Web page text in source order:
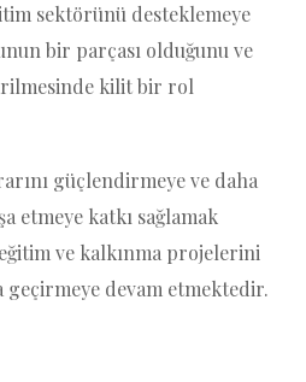
sektörünü desteklemeye
bir parçası olduğunu ve
kilit bir rol
güçlendirmeye ve daha
etmeye katkı sağlamak
ve kalkınma projelerini
geçirmeye devam etmektedir.